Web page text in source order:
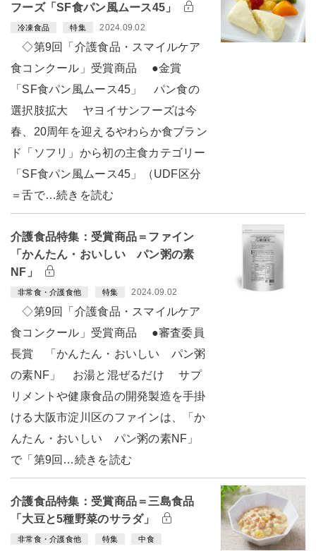
フーズ「SF食パン風ムース45」
冷凍食品 特集 2024.09.02
◇第9回「介護食品・スマイルケア
食コンクール」受賞商品 ●金賞
「SF食パン風ムース45」 パン食の
選択肢拡大 ヤヨイサンフーズは今
春、20周年を迎えるやわらか食ブラン
ド「ソフリ」から初の主食カテゴリー
「SF食パン風ムース45」（UDF区分
＝舌で…続きを読む
介護食品特集：受賞商品＝ファイン
「かんたん・おいしい パン粥の素
NF」
非常食・介護食他 特集 2024.09.02
◇第9回「介護食品・スマイルケア
食コンクール」受賞商品 ●審査委員
長賞 「かんたん・おいしい パン粥
の素NF」 お湯と混ぜるだけ サプ
リメントや健康食品の開発製造を手掛
ける大阪市淀川区のファインは、「か
んたん・おいしい パン粥の素NF」
で「第9回…続きを読む
介護食品特集：受賞商品＝三島食品
「大豆と5種野菜のサラダ」
非常食・介護食他 特集 中食